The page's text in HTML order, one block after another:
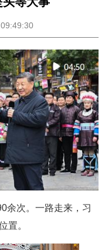
余次。一路走来，习
置。